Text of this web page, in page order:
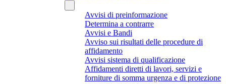
Avvisi di preinformazione
Determina a contrarre
Avvisi e Bandi
Avviso sui risultati delle procedure di
affidamento
Avvisi sistema di qualificazione
Affidamenti diretti di lavori, servizi e
forniture di somma urgenza e di protezione